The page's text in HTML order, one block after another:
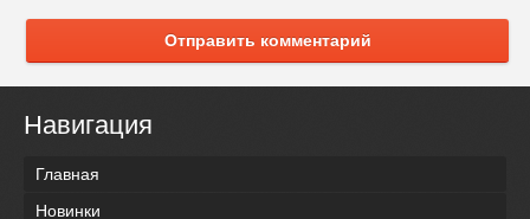
Отправить комментарий
Навигация
Главная
Новинки